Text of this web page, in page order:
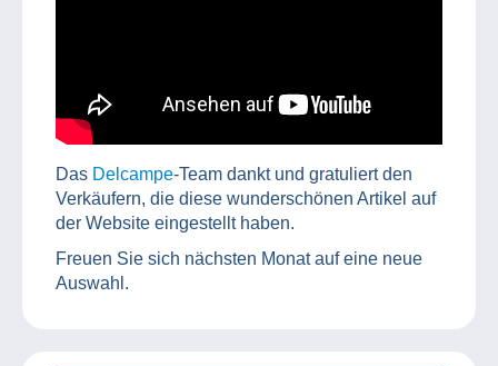
Das Delcampe-Team dankt und gratuliert den
Verkäufern, die diese wunderschönen Artikel auf
der Website eingestellt haben.
Freuen Sie sich nächsten Monat auf eine neue
Auswahl.